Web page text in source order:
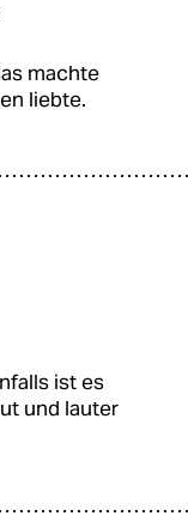
machte
liebte.
ist es
und lauter